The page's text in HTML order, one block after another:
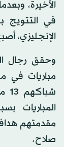
الأخيرة،
في التتويج
الإنجليزي،
مباريات في
المباريات
مقدمتهم
صلاح.